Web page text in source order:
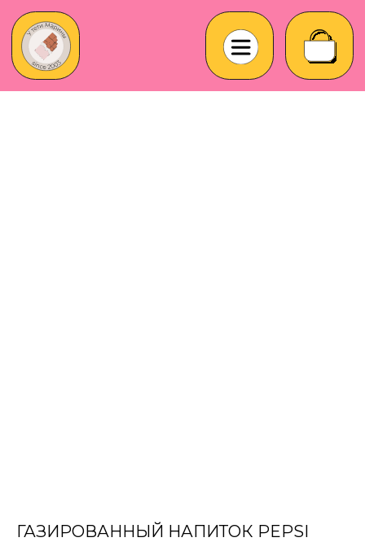
ГАЗИРОВАННЫЙ НАПИТОК PEPSI